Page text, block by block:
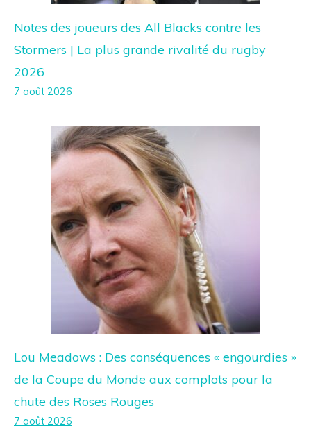
Notes des joueurs des All Blacks contre les
Stormers | La plus grande rivalité du rugby
2026
7 août 2026
Lou Meadows : Des conséquences « engourdies »
de la Coupe du Monde aux complots pour la
chute des Roses Rouges
7 août 2026